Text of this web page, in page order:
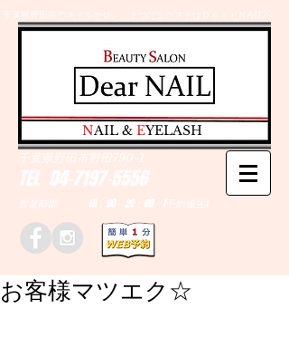
千葉県野田市のネイルサロン、まつげエクステはＤｅａｒＮAILへ
TEL 04-7197-5556
営業時間 10：00～20：00 (予約優先)
千葉県野田市野田790-1
​NAIL & EYELASH
お客様マツエク☆